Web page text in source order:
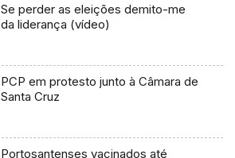
Se perder as eleições demito-me
da liderança (vídeo)
PCP em protesto junto à Câmara de
Santa Cruz
Portosantenses vacinados até